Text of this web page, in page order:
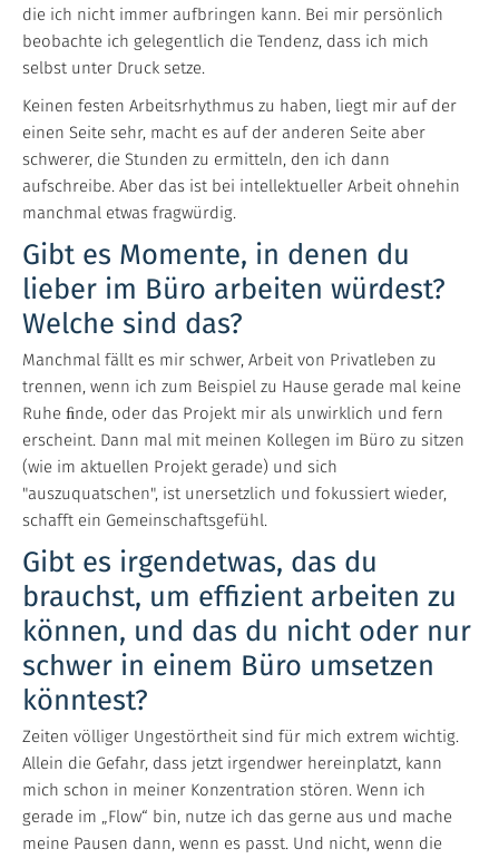
die ich nicht immer aufbringen kann. Bei mir persönlich
beobachte ich gelegentlich die Tendenz, dass ich mich
selbst unter Druck setze.
Keinen festen Arbeitsrhythmus zu haben, liegt mir auf der
einen Seite sehr, macht es auf der anderen Seite aber
schwerer, die Stunden zu ermitteln, den ich dann
aufschreibe. Aber das ist bei intellektueller Arbeit ohnehin
manchmal etwas fragwürdig.
Gibt es Momente, in denen du
lieber im Büro arbeiten würdest?
Welche sind das?
Manchmal fällt es mir schwer, Arbeit von Privatleben zu
trennen, wenn ich zum Beispiel zu Hause gerade mal keine
Ruhe ﬁnde, oder das Projekt mir als unwirklich und fern
erscheint. Dann mal mit meinen Kollegen im Büro zu sitzen
(wie im aktuellen Projekt gerade) und sich
"auszuquatschen", ist unersetzlich und fokussiert wieder,
schafft ein Gemeinschaftsgefühl.
Gibt es irgendetwas, das du
brauchst, um effizient arbeiten zu
können, und das du nicht oder nur
schwer in einem Büro umsetzen
könntest?
Zeiten völliger Ungestörtheit sind für mich extrem wichtig.
Allein die Gefahr, dass jetzt irgendwer hereinplatzt, kann
mich schon in meiner Konzentration stören. Wenn ich
gerade im „Flow“ bin, nutze ich das gerne aus und mache
meine Pausen dann, wenn es passt. Und nicht, wenn die